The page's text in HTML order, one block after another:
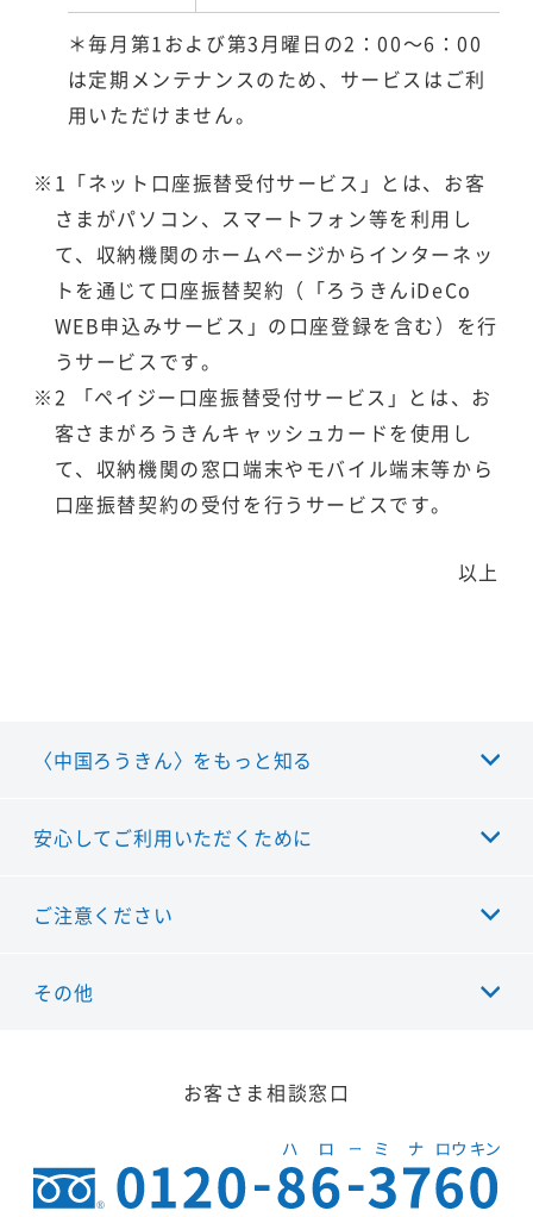
＊毎月第1および第3月曜日の2：00～6：00
は定期メンテナンスのため、サービスはご利
用いただけません。
※1「ネット口座振替受付サービス」とは、お客
さまがパソコン、スマートフォン等を利用し
て、収納機関のホームページからインターネッ
トを通じて口座振替契約（「ろうきんiDeCo
WEB申込みサービス」の口座登録を含む）を行
うサービスです。
※2 「ペイジー口座振替受付サービス」とは、お
客さまがろうきんキャッシュカードを使用し
て、収納機関の窓口端末やモバイル端末等から
口座振替契約の受付を行うサービスです。
以上
〈中国ろうきん〉をもっと知る
安心してご利用いただくために
ご注意ください
その他
お客さま相談窓口